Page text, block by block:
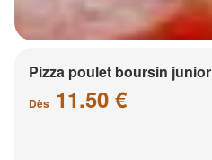
Pizza poulet boursin junior
Dès 11.50 €